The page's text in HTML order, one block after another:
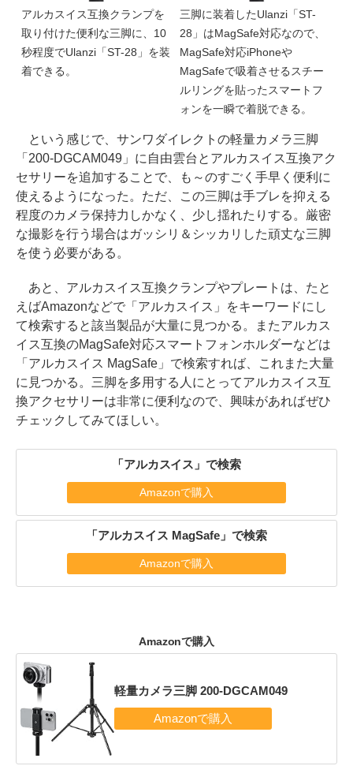
アルカスイス互換クランプを
取り付けた便利な三脚に、10
秒程度でUlanzi「ST-28」を装
着できる。
三脚に装着したUlanzi「ST-
28」はMagSafe対応なので、
MagSafe対応iPhoneや
MagSafeで吸着させるスチー
ルリングを貼ったスマートフ
ォンを一瞬で着脱できる。
という感じで、サンワダイレクトの軽量カメラ三脚
「200-DGCAM049」に自由雲台とアルカスイス互換アク
セサリーを追加することで、も～のすごく手早く便利に
使えるようになった。ただ、この三脚は手ブレを抑える
程度のカメラ保持力しかなく、少し揺れたりする。厳密
な撮影を行う場合はガッシリ＆シッカリした頑丈な三脚
を使う必要がある。
あと、アルカスイス互換クランプやプレートは、たと
えばAmazonなどで「アルカスイス」をキーワードにし
て検索すると該当製品が大量に見つかる。またアルカス
イス互換のMagSafe対応スマートフォンホルダーなどは
「アルカスイス MagSafe」で検索すれば、これまた大量
に見つかる。三脚を多用する人にとってアルカスイス互
換アクセサリーは非常に便利なので、興味があればぜひ
チェックしてみてほしい。
「アルカスイス」で検索
Amazonで購入
「アルカスイス MagSafe」で検索
Amazonで購入
Amazonで購入
軽量カメラ三脚 200-DGCAM049